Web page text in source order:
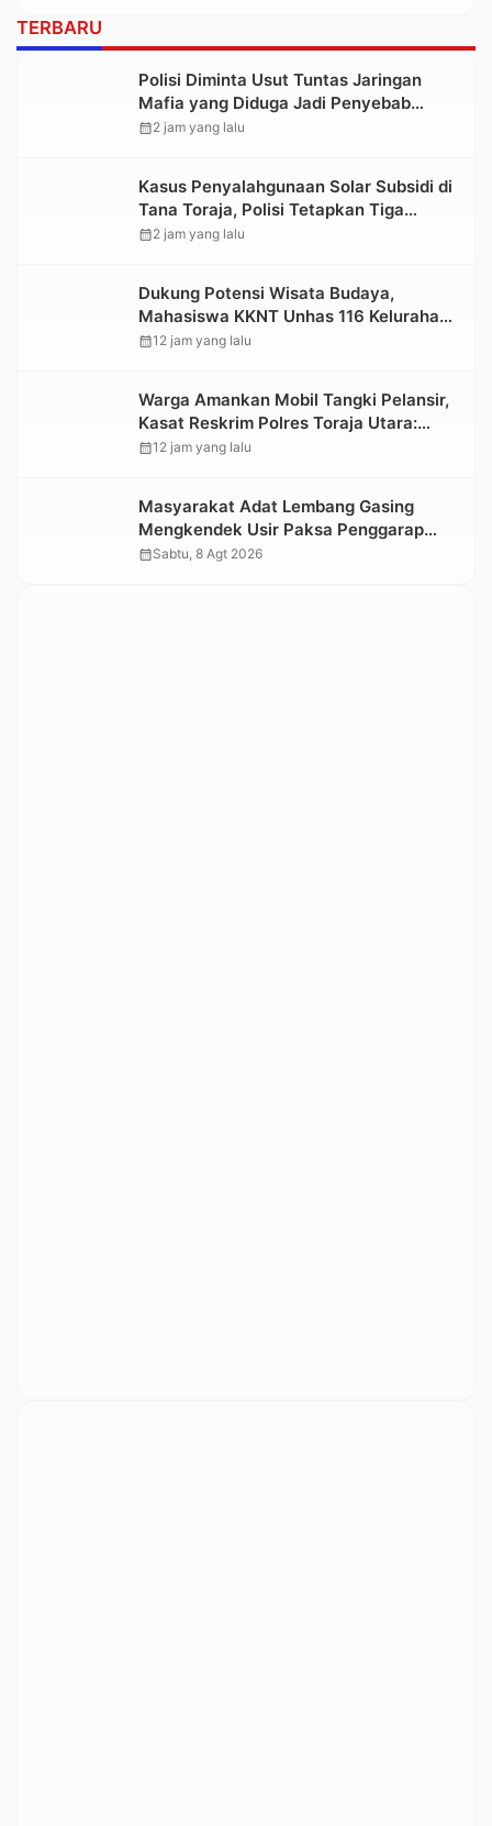
TERBARU
Polisi Diminta Usut Tuntas Jaringan
Mafia yang Diduga Jadi Penyebab
Kelangkaan BBM di Toraja
calendar_month2 jam yang lalu
Kasus Penyalahgunaan Solar Subsidi di
Tana Toraja, Polisi Tetapkan Tiga
Tersangka Baru
calendar_month2 jam yang lalu
Dukung Potensi Wisata Budaya,
Mahasiswa KKNT Unhas 116 Kelurahan
Nonongan Utara Pasang Papan
calendar_month12 jam yang lalu
Warga Amankan Mobil Tangki Pelansir,
Kasat Reskrim Polres Toraja Utara:
Proses Hukum Berjalan Transparan
calendar_month12 jam yang lalu
Masyarakat Adat Lembang Gasing
Mengkendek Usir Paksa Penggarap
yang Rusak Kawasan Hutan
calendar_monthSabtu, 8 Agt 2026